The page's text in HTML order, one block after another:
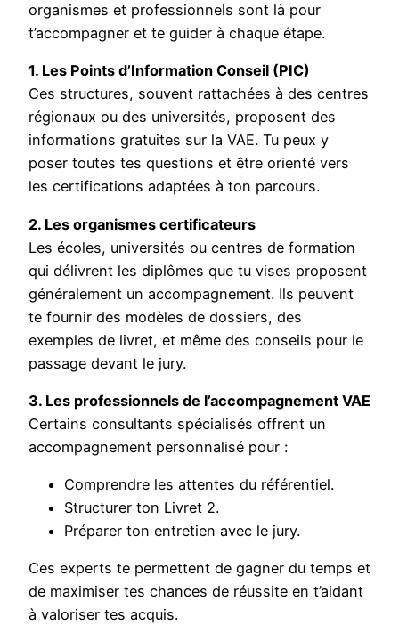
organismes et professionnels sont là pour
t’accompagner et te guider à chaque étape.
1. Les Points d’Information Conseil (PIC)
Ces structures, souvent rattachées à des centres
régionaux ou des universités, proposent des
informations gratuites sur la VAE. Tu peux y
poser toutes tes questions et être orienté vers
les certifications adaptées à ton parcours.
2. Les organismes certificateurs
Les écoles, universités ou centres de formation
qui délivrent les diplômes que tu vises proposent
généralement un accompagnement. Ils peuvent
te fournir des modèles de dossiers, des
exemples de livret, et même des conseils pour le
passage devant le jury.
3. Les professionnels de l’accompagnement VAE
Certains consultants spécialisés offrent un
accompagnement personnalisé pour :
Comprendre les attentes du référentiel.
Structurer ton Livret 2.
Préparer ton entretien avec le jury.
Ces experts te permettent de gagner du temps et
de maximiser tes chances de réussite en t’aidant
à valoriser tes acquis.